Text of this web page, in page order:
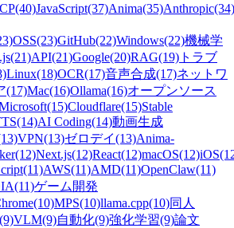
(40)JavaScript(37)Anima(35)Anthropic(34)
OSS(23)GitHub(22)Windows(22)機械学
(21)API(21)Google(20)RAG(19) トラブ
Linux(18)OCR(17)音声合成(17)ネットワ
(17)Mac(16)Ollama(16)オープンソース
(15)Cloudflare(15)Stable
(14)AI Coding(14)動画生成
VPN(13)ゼロデイ(13)Anima-
(12)Next.js(12)React(12)macOS(12)iOS
(11)AWS(11)AMD(11)OpenClaw(11)
(11)ゲーム開発
(10)MPS(10)llama.cpp(10)同人
(9)VLM(9)自動化(9)強化学習(9)論文